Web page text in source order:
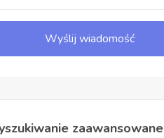
Wyślij wiadomość
zaawansowane